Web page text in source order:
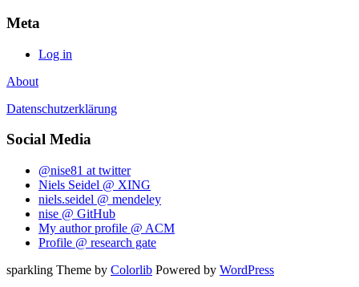
Meta
Log in
About
Datenschutzerklärung
Social Media
@nise81 at twitter
Niels Seidel @ XING
niels.seidel @ mendeley
nise @ GitHub
My author profile @ ACM
Profile @ research gate
sparkling Theme by Colorlib Powered by WordPress